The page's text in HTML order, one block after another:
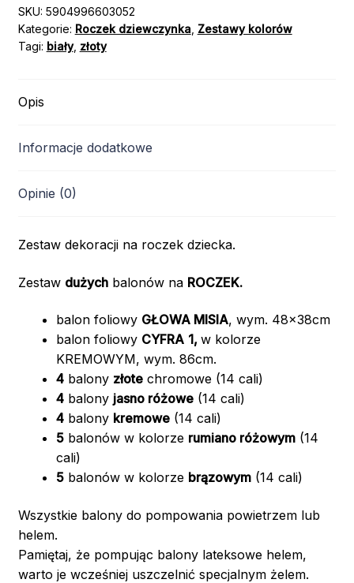
MISIEM
/
kolor:
SKU: 5904996603052
Kategorie: Roczek dziewczynka, Zestawy kolorów
Tagi: biały, złoty
Opis
Informacje dodatkowe
Opinie (0)
Zestaw dekoracji na roczek dziecka.
Zestaw dużychbalonów na ROCZEK.
balon foliowy GŁOWA MISIA, wym. 48x38cm
balon foliowy CYFRA 1, w kolorze
KREMOWYM, wym. 86cm.
4balony złotechromowe (14 cali)
4balony jasno różowe(14 cali)
4balony kremowe(14 cali)
5balonów w kolorze rumiano różowym(14
cali)
5balonów w kolorze brązowym(14 cali)
Wszystkie balony do pompowania powietrzem lub
helem.
Pamiętaj, że pompując balony lateksowe helem,
warto je wcześniej uszczelnić specjalnym żelem.